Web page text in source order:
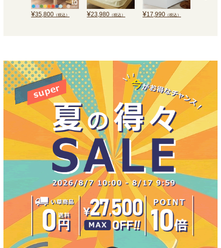
¥35,800 （税込） ¥23,980 （税込） ¥17,990 （税込）